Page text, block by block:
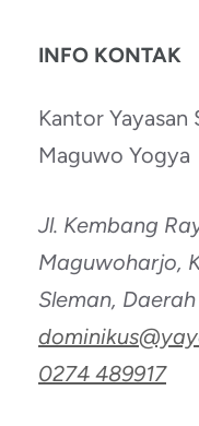
INFO KONTAK
Kantor
Maguwo Yogya
Jl. Kembang
Maguwoharjo,
Sleman,
0274 489917